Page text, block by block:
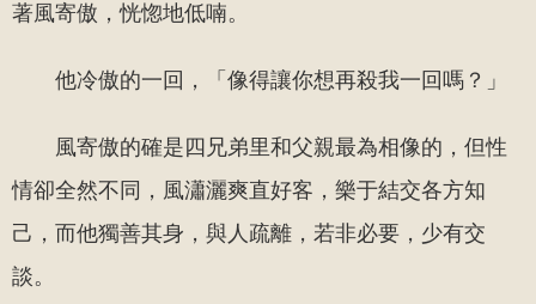
著風寄傲，恍惚地低喃。
他冷傲的一回，「像得讓你想再殺我一回嗎？」
風寄傲的確是四兄弟里和父親最為相像的，但性
情卻全然不同，風瀟灑爽直好客，樂于結交各方知
己，而他獨善其身，與人疏離，若非必要，少有交
談。